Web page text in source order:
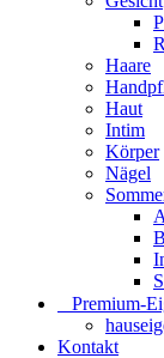
Haare
Haut
Intim
Körper
Nägel
⠀​Premium-
Kontakt